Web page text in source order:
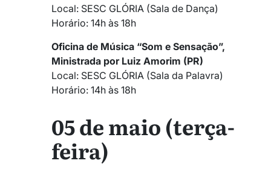
Local: SESC GLÓRIA (Sala de Dança)
Horário: 14h às 18h
Oficina de Música “Som e Sensação”,
Ministrada por Luiz Amorim (PR)
Local: SESC GLÓRIA (Sala da Palavra)
Horário: 14h às 18h
05 de maio (terça-
feira)